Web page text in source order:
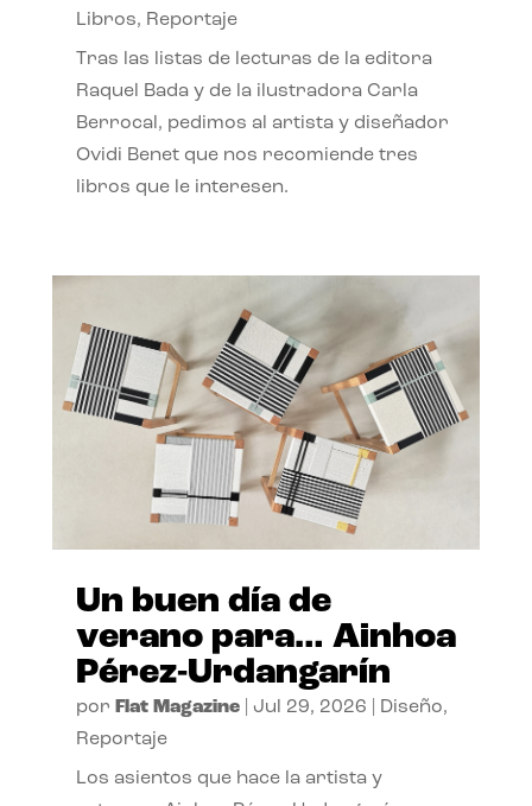
Libros, Reportaje
Tras las listas de lecturas de la editora
Raquel Bada y de la ilustradora Carla
Berrocal, pedimos al artista y diseñador
Ovidi Benet que nos recomiende tres
libros que le interesen.
Un buen día de
verano para… Ainhoa
Pérez-Urdangarín
por Flat Magazine| Jul 29, 2026 Diseño,
Reportaje
Los asientos que hace la artista y